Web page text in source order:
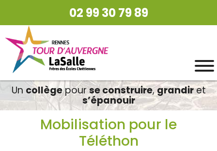
02 99 30 79 89
Un collègepourse construire,grandiret
s’épanouir
Mobilisation pour le
Téléthon